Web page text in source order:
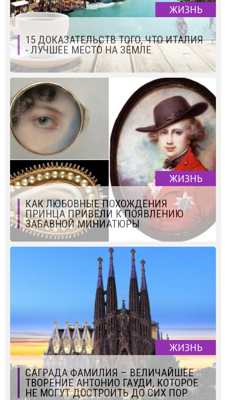
ЖИЗНЬ
15 ДОКАЗАТЕЛЬСТВ ТОГО, ЧТО ИТАЛИЯ
- ЛУЧШЕЕ МЕСТО НА ЗЕМЛЕ
ЖИЗНЬ
КАК ЛЮБОВНЫЕ ПОХОЖДЕНИЯ
ПРИНЦА ПРИВЕЛИ К ПОЯВЛЕНИЮ
ЗАБАВНОЙ МИНИАТЮРЫ
ЖИЗНЬ
САГРАДА ФАМИЛИЯ – ВЕЛИЧАЙШЕЕ
ТВОРЕНИЕ АНТОНИО ГАУДИ, КОТОРОЕ
НЕ МОГУТ ДОСТРОИТЬ ДО СИХ ПОР